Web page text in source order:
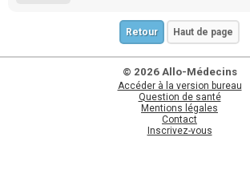
Retour Haut de page
© 2026 Allo-Médecins
Accéder à la version bureau
Question de santé
Mentions légales
Contact
Inscrivez-vous